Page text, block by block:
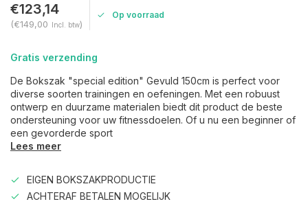
€123,14
(€149,00 Incl. btw)
Op voorraad
Gratis verzending
De Bokszak "special edition" Gevuld 150cm is perfect voor
diverse soorten trainingen en oefeningen. Met een robuust
ontwerp en duurzame materialen biedt dit product de beste
ondersteuning voor uw fitnessdoelen. Of u nu een beginner of
een gevorderde sport
Lees meer
EIGEN BOKSZAKPRODUCTIE
ACHTERAF BETALEN MOGELIJK